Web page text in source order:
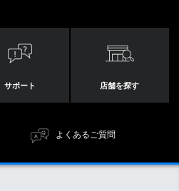
サポート 店舗を探す
よくあるご質問